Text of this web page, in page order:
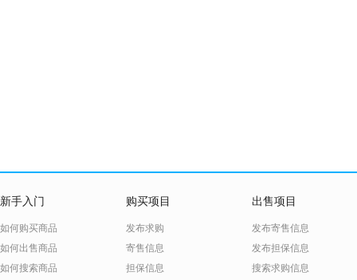
新手入门
如何购买商品
如何出售商品
如何搜索商品
购买项目
发布求购
寄售信息
担保信息
出售项目
发布寄售信息
发布担保信息
搜索求购信息